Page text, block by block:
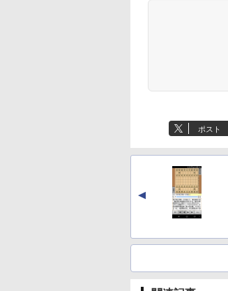
ポスト
▲